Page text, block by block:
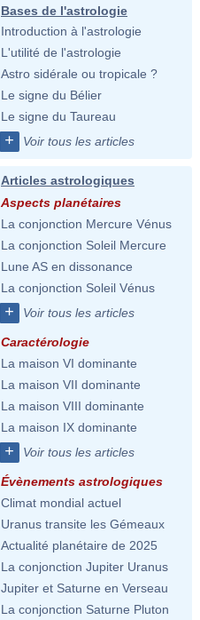
Bases de l'astrologie
Introduction à l'astrologie
L'utilité de l'astrologie
Astro sidérale ou tropicale ?
Le signe du Bélier
Le signe du Taureau
+ Voir tous les articles
Articles astrologiques
Aspects planétaires
La conjonction Mercure Vénus
La conjonction Soleil Mercure
Lune AS en dissonance
La conjonction Soleil Vénus
+ Voir tous les articles
Caractérologie
La maison VI dominante
La maison VII dominante
La maison VIII dominante
La maison IX dominante
+ Voir tous les articles
Évènements astrologiques
Climat mondial actuel
Uranus transite les Gémeaux
Actualité planétaire de 2025
La conjonction Jupiter Uranus
Jupiter et Saturne en Verseau
La conjonction Saturne Pluton